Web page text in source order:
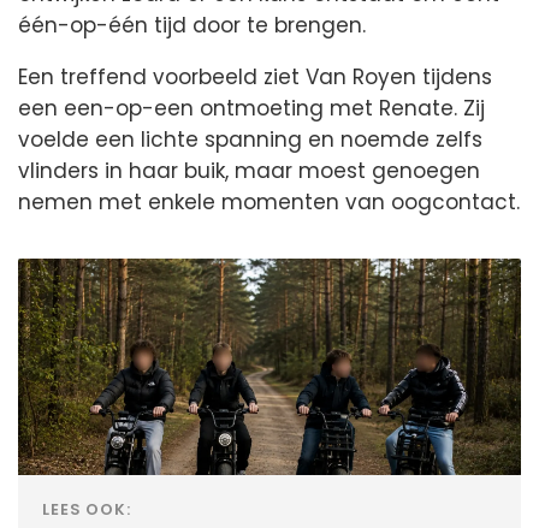
één-op-één tijd door te brengen.
Een treffend voorbeeld ziet Van Royen tijdens
een een-op-een ontmoeting met Renate. Zij
voelde een lichte spanning en noemde zelfs
vlinders in haar buik, maar moest genoegen
nemen met enkele momenten van oogcontact.
LEES OOK: